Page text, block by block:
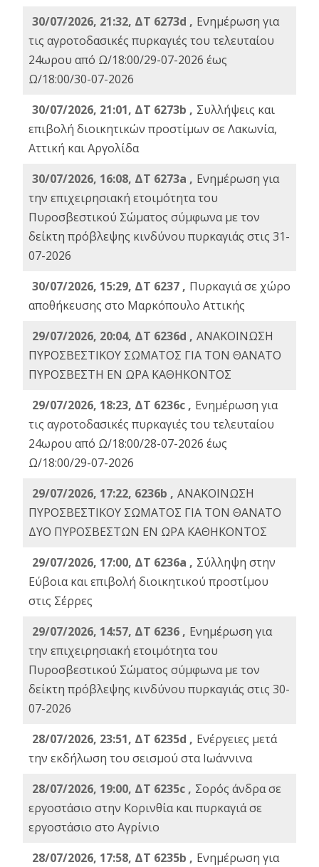
30/07/2026, 21:32, ΔΤ 6273d , Ενημέρωση για
τις αγροτοδασικές πυρκαγιές του τελευταίου
24ωρου από Ω/18:00/29-07-2026 έως
Ω/18:00/30-07-2026
30/07/2026, 21:01, ΔΤ 6273b , Συλλήψεις και
επιβολή διοικητικών προστίμων σε Λακωνία,
Αττική και Αργολίδα
30/07/2026, 16:08, ΔΤ 6273a , Ενημέρωση για
την επιχειρησιακή ετοιμότητα του
Πυροσβεστικού Σώματος σύμφωνα με τον
δείκτη πρόβλεψης κινδύνου πυρκαγιάς στις 31-
07-2026
30/07/2026, 15:29, ΔΤ 6237 , Πυρκαγιά σε χώρο
αποθήκευσης στο Μαρκόπουλο Αττικής
29/07/2026, 20:04, ΔΤ 6236d , ΑΝΑΚΟΙΝΩΣΗ
ΠΥΡΟΣΒΕΣΤΙΚΟΥ ΣΩΜΑΤΟΣ ΓΙΑ ΤΟΝ ΘΑΝΑΤΟ
ΠΥΡΟΣΒΕΣΤΗ ΕΝ ΩΡΑ ΚΑΘΗΚΟΝΤΟΣ
29/07/2026, 18:23, ΔΤ 6236c , Ενημέρωση για
τις αγροτοδασικές πυρκαγιές του τελευταίου
24ωρου από Ω/18:00/28-07-2026 έως
Ω/18:00/29-07-2026
29/07/2026, 17:22, 6236b , ΑΝΑΚΟΙΝΩΣΗ
ΠΥΡΟΣΒΕΣΤΙΚΟΥ ΣΩΜΑΤΟΣ ΓΙΑ ΤΟΝ ΘΑΝΑΤΟ
ΔΥΟ ΠΥΡΟΣΒΕΣΤΩΝ ΕΝ ΩΡΑ ΚΑΘΗΚΟΝΤΟΣ
29/07/2026, 17:00, ΔΤ 6236a , Σύλληψη στην
Εύβοια και επιβολή διοικητικού προστίμου
στις Σέρρες
29/07/2026, 14:57, ΔΤ 6236 , Ενημέρωση για
την επιχειρησιακή ετοιμότητα του
Πυροσβεστικού Σώματος σύμφωνα με τον
δείκτη πρόβλεψης κινδύνου πυρκαγιάς στις 30-
07-2026
28/07/2026, 23:51, ΔΤ 6235d , Ενέργειες μετά
την εκδήλωση του σεισμού στα Ιωάννινα
28/07/2026, 19:00, ΔΤ 6235c , Σορός άνδρα σε
εργοστάσιο στην Κορινθία και πυρκαγιά σε
εργοστάσιο στο Αγρίνιο
28/07/2026, 17:58, ΔΤ 6235b , Ενημέρωση για